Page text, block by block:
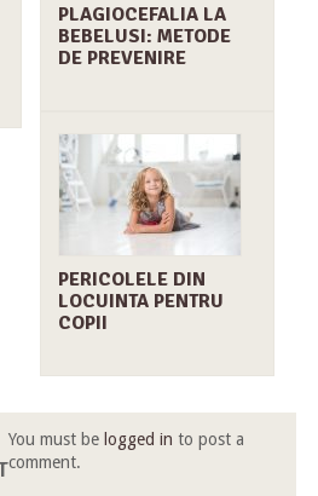
PLAGIOCEFALIA LA
BEBELUSI: METODE
DE PREVENIRE
PERICOLELE DIN
LOCUINTA PENTRU
COPII
You must be logged in to post a
comment.